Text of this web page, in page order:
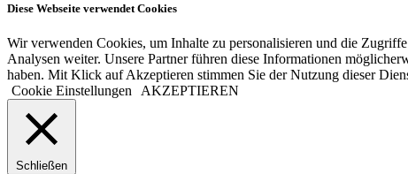
Diese Webseite verwendet Cookies
Wir verwenden Cookies, um Inhalte zu personalisieren und die
Analysen weiter. Unsere Partner führen diese Informationen
haben. Mit Klick auf Akzeptieren stimmen Sie der Nutzung dieser
Cookie Einstellungen AKZEPTIEREN
Schließen